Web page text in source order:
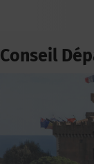
Conseil